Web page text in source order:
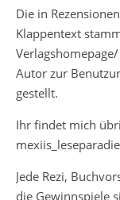
Die in
Klappentext
Autor zur
gestellt.
Ihr findet mich
Jede Rezi,
die Gewinnspiele